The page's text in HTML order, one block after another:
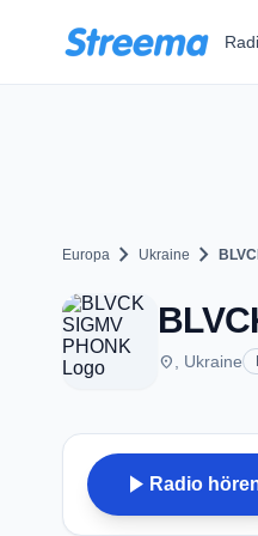
Europa chevron_right Ukraine chevron_right
place , Ukraine
play_arrow Radio